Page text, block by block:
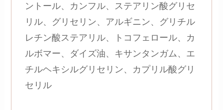
ントール、カンフル、ステアリン酸グリセ
リル、グリセリン、アルギニン、グリチル
レチン酸ステアリル、トコフェロール、カ
ルボマー、ダイズ油、キサンタンガム、エ
チルヘキシルグリセリン、カプリル酸グリ
セリル